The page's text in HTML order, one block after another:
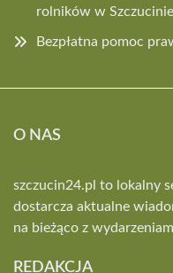
rolników w Szczucinie
Bezpłatna pomoc
O NAS
szczucin24.pl to lokalny
dostarcza aktualne
na bieżąco z
REDAKCJA